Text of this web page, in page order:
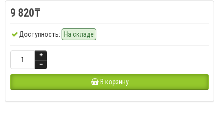
9 820₸
Доступность: На складе
В корзину